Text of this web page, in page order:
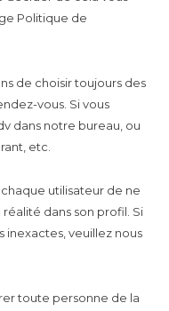
Politique de
de choisir toujours des
vous. Si vous
dans notre bureau, ou
etc.
utilisateur de ne
dans son profil. Si
inexactes, veuillez nous
toute personne de la